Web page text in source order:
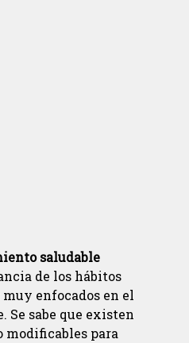
saludable
de los hábitos
muy enfocados en el
Se sabe que existen
modificables para